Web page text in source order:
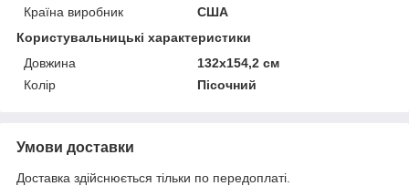
Країна виробник
США
Користувальницькі характеристики
Довжина
132х154,2 см
Колір
Пісочний
Умови доставки
Доставка здійснюється тільки по передоплаті.